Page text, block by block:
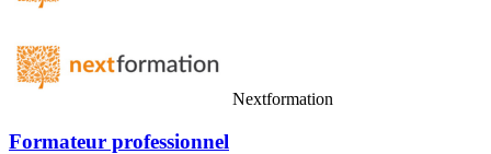
Nextformation
Formateur professionnel